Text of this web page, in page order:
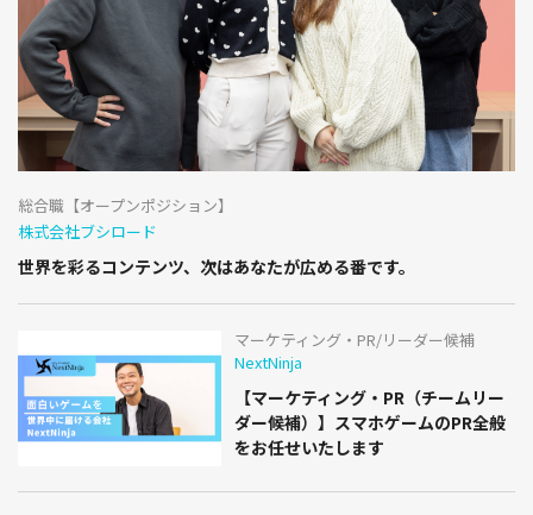
総合職【オープンポジション】
株式会社ブシロード
世界を彩るコンテンツ、次はあなたが広める番です。
マーケティング・PR/リーダー候補
NextNinja
【マーケティング・PR（チームリー
ダー候補）】スマホゲームのPR全般
をお任せいたします